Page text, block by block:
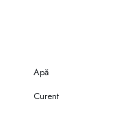
Apă
Curent